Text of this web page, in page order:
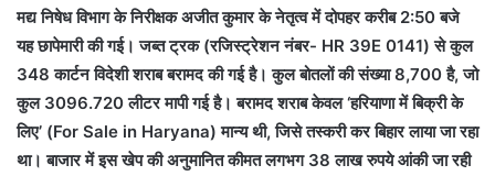
मद्य निषेध विभाग के निरीक्षक अजीत कुमार के नेतृत्व में दोपहर करीब 2:50 बजे
यह छापेमारी की गई। जब्त ट्रक (रजिस्ट्रेशन नंबर- HR 39E 0141) से कुल
348 कार्टन विदेशी शराब बरामद की गई है। कुल बोतलों की संख्या 8,700 है, जो
कुल 3096.720 लीटर मापी गई है। बरामद शराब केवल ‘हरियाणा में बिक्री के
लिए’ (For Sale in Haryana) मान्य थी, जिसे तस्करी कर बिहार लाया जा रहा
था। बाजार में इस खेप की अनुमानित कीमत लगभग 38 लाख रुपये आंकी जा रही